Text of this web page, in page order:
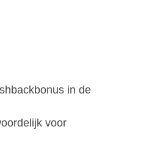
in de
voor